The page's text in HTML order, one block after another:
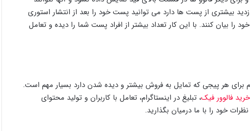
بیشتری از پست ها دارد می توانید پست خود را بعد از انتشار استوری
را بیان کنند. با این کار تعداد بیشتر از افراد پست شما را دیده و تعامل
برای هر پیجی که تمایل به فروش بیشتر و دیده شدن دارد بسیار مهم است.
خرید فالوور فیک، تبلیغ در اینستاگرام، تعامل با کاربران و تولید محتوای
خود را با ما درمیان بگذارید.